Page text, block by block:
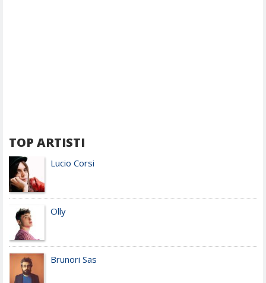
TOP ARTISTI
Lucio Corsi
Olly
Brunori Sas